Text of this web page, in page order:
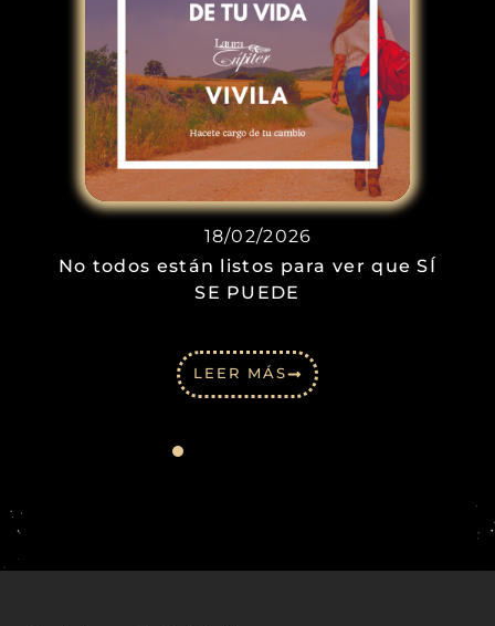
18/02/2026
No todos están listos para ver que SÍ
SE PUEDE
LEER MÁS